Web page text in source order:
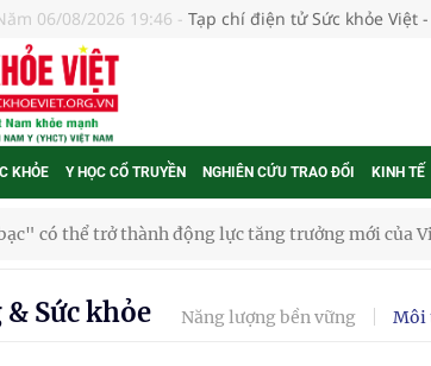
06/08/2026 19:46 - Tạp chí điện tử Sức khỏe Việt
KHỎE Y HỌC CỔ TRUYỀN NGHIÊN CỨU TRAO ĐỔI KINH TẾ
có thể trở thành động lực tăng trưởng mới của
Sức khỏe Năng lượng bền vững Môi